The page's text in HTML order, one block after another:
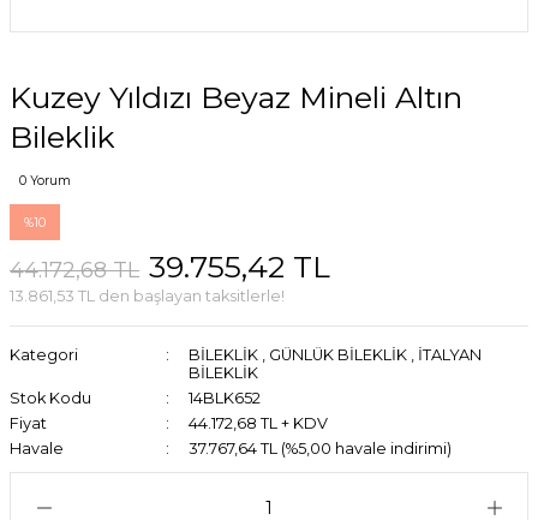
Kuzey Yıldızı Beyaz Mineli Altın
Bileklik
0 Yorum
%10
44.172,68 TL 39.755,42 TL
13.861,53 TL den başlayan taksitlerle!
Kategori BİLEKLİK , GÜNLÜK BİLEKLİK , İTALYAN
BİLEKLİK
Stok Kodu
14BLK652
Fiyat
44.172,68 TL + KDV
Havale
37.767,64 TL (%5,00 havale indirimi)